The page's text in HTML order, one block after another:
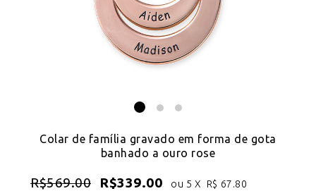
Colar de família gravado em forma de gota
banhado a ouro rose
R$569.00 R$339.00 ou 5 X R$ 67.80